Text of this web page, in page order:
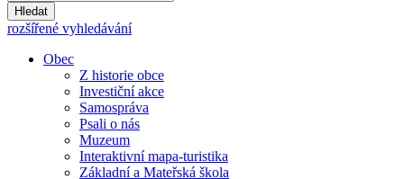
Hledat
rozšířené vyhledávání
Obec
Z historie obce
Investiční akce
Samospráva
Psali o nás
Muzeum
Interaktivní mapa-turistika
Základní a Mateřská škola